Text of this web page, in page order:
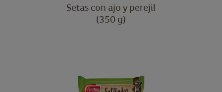
Setas con ajo y perejil
(350 g)